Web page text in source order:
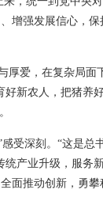
增强发展信心，保
厚爱，在复杂局面
新农人，把猪养好
受深刻。“这是总
统产业升级，服务
面推动创新，勇攀